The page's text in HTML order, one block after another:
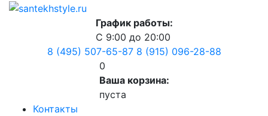
График работы:
С 9:00 до 20:00
8 (495) 507-65-87 8 (915) 096-28-88
0
Ваша корзина:
пуста
Контакты